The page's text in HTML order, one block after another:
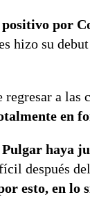
por
hizo su
regresar a las
en
Pulgar haya
después
esto, en lo